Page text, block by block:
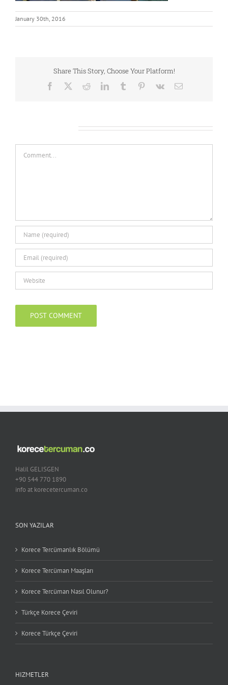
January 30th, 2016
Share This Story, Choose Your Platform!
Facebook RedditLinkedInTumblr Pinterest
Vk Email
Halil GELISGEN
+90 544 770 1890
info at korecetercuman.co
SON YAZILAR
Korece Tercümanlık Bölümü
Korece Tercüman Maaşları
Korece Tercüman Nasıl Olunur?
Türkçe Korece Çeviri
Korece Türkçe Çeviri
HIZMETLER